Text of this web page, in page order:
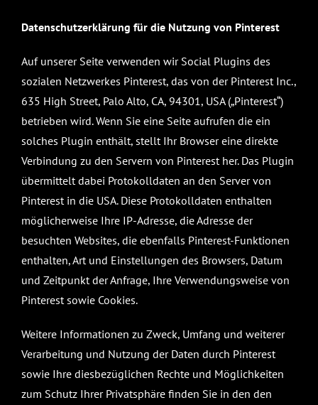
Datenschutzerklärung für die Nutzung von Pinterest
Auf unserer Seite verwenden wir Social Plugins des
sozialen Netzwerkes Pinterest, das von der Pinterest Inc.,
635 High Street, Palo Alto, CA, 94301, USA („Pinterest“)
betrieben wird. Wenn Sie eine Seite aufrufen die ein
solches Plugin enthält, stellt Ihr Browser eine direkte
Verbindung zu den Servern von Pinterest her. Das Plugin
übermittelt dabei Protokolldaten an den Server von
Pinterest in die USA. Diese Protokolldaten enthalten
möglicherweise Ihre IP-Adresse, die Adresse der
besuchten Websites, die ebenfalls Pinterest-Funktionen
enthalten, Art und Einstellungen des Browsers, Datum
und Zeitpunkt der Anfrage, Ihre Verwendungsweise von
Pinterest sowie Cookies.
Weitere Informationen zu Zweck, Umfang und weiterer
Verarbeitung und Nutzung der Daten durch Pinterest
sowie Ihre diesbezüglichen Rechte und Möglichkeiten
zum Schutz Ihrer Privatsphäre finden Sie in den den